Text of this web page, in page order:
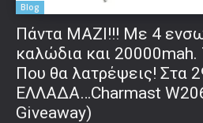
Blog
Πάντα ΜΑΖΙ!!! Με 4
καλώδια και
Που θα λατρέψεις!
ΕΛΛΑΔΑ…Charmast
Giveaway)